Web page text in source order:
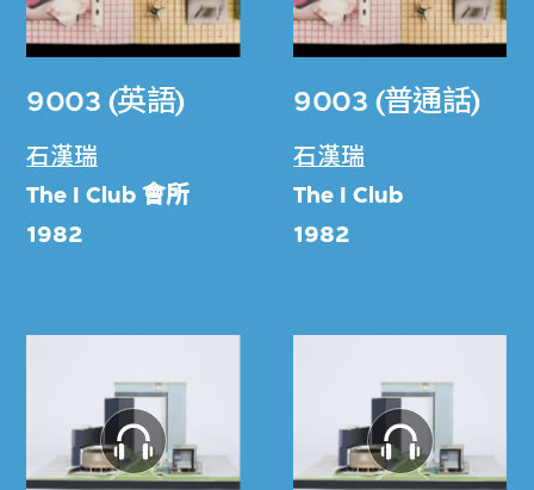
9003 (英語)
石漢瑞
The I Club 會所
1982
9003 (普通話)
石漢瑞
The I Club
1982